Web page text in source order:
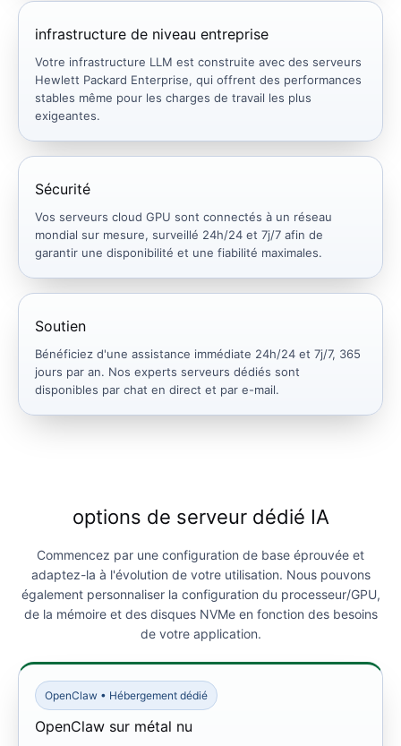
infrastructure de niveau entreprise
Votre infrastructure LLM est construite avec des serveurs
Hewlett Packard Enterprise, qui offrent des performances
stables même pour les charges de travail les plus
exigeantes.
Sécurité
Vos serveurs cloud GPU sont connectés à un réseau
mondial sur mesure, surveillé 24h/24 et 7j/7 afin de
garantir une disponibilité et une fiabilité maximales.
Soutien
Bénéficiez d'une assistance immédiate 24h/24 et 7j/7, 365
jours par an. Nos experts serveurs dédiés sont
disponibles par chat en direct et par e-mail.
options de serveur dédié IA
Commencez par une configuration de base éprouvée et
adaptez-la à l'évolution de votre utilisation. Nous pouvons
également personnaliser la configuration du processeur/GPU,
de la mémoire et des disques NVMe en fonction des besoins
de votre application.
OpenClaw • Hébergement dédié
OpenClaw sur métal nu